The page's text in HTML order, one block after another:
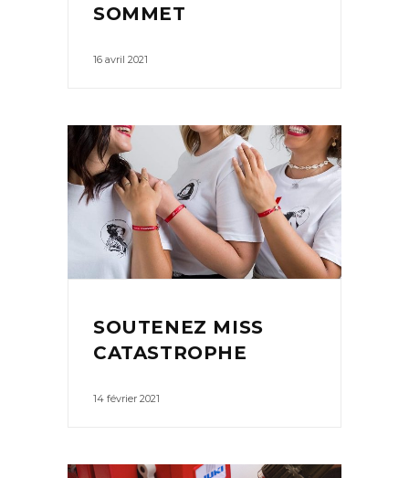
SOMMET
16 avril 2021
SOUTENEZ MISS
CATASTROPHE
14 février 2021